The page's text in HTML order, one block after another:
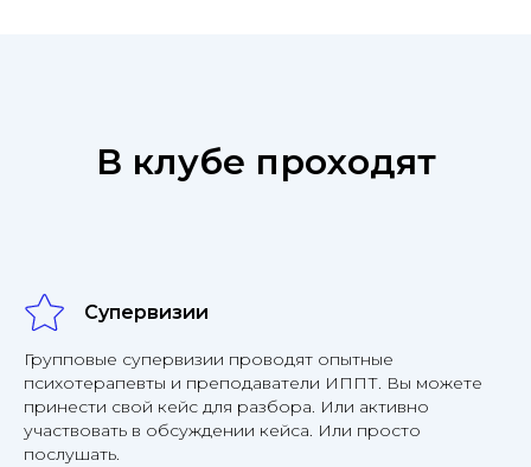
В клубе проходят
Супервизии
Групповые супервизии проводят опытные
психотерапевты и преподаватели ИППТ. Вы можете
принести свой кейс для разбора. Или активно
участвовать в обсуждении кейса. Или просто
послушать.